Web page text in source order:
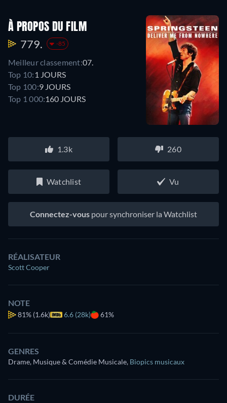
À PROPOS DU FILM
779. -85
Meilleur classement:07.
Top 10: 1 JOURS
Top 100:9 JOURS
Top 1 000:160 JOURS
1.3k 260
Watchlist Vu
Connectez-vous pour synchroniser la Watchlist
RÉALISATEUR
Scott Cooper
NOTE
81% (1.6k) 6.6 (28k) 61%
GENRES
Drame, Musique & Comédie Musicale, Biopics musicaux
DURÉE